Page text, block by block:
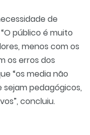
de
público é muito
menos com os
os erros dos
“os media não
sejam pedagógicos,
concluiu.